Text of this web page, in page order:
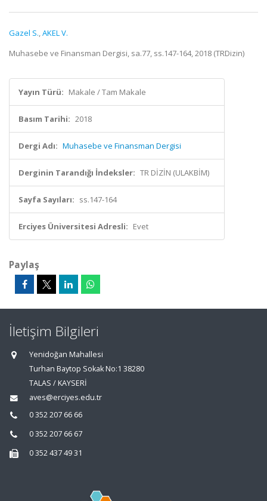
Gazel S.,AKEL V.
Muhasebe ve Finansman Dergisi, sa.77, ss.147-164, 2018 (TRDizin)
Yayın Türü: Makale / Tam Makale
Basım Tarihi: 2018
Dergi Adı: Muhasebe ve Finansman Dergisi
Derginin Tarandığı İndeksler: TR DİZİN (ULAKBİM)
Sayfa Sayıları: ss.147-164
Erciyes Üniversitesi Adresli: Evet
Paylaş
İletişim Bilgileri
Yenidoğan Mahallesi
Turhan Baytop Sokak No:1 38280
TALAS / KAYSERİ
aves@erciyes.edu.tr
0 352 207 66 66
0 352 207 66 67
0 352 437 49 31